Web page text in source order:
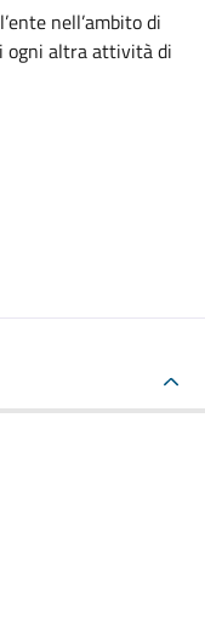
nell’ambito di
ogni altra attività di